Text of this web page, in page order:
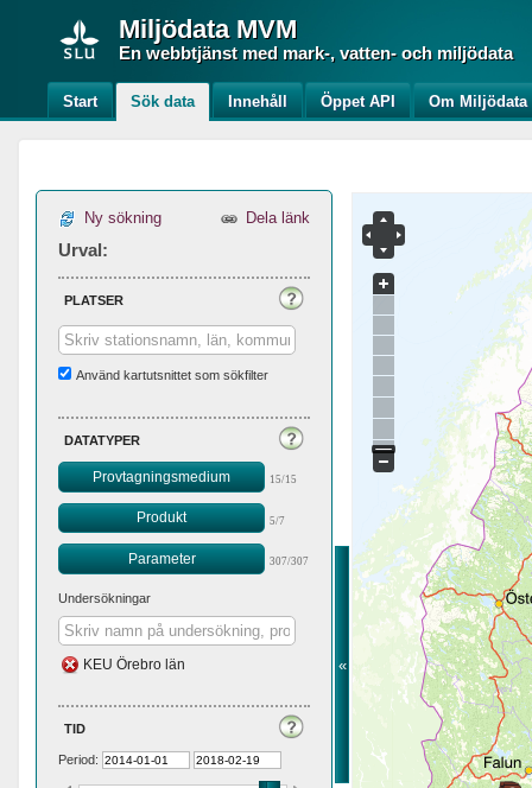
Miljödata MVM
En webbtjänst med mark-, vatten- och miljödata
Start Sök data Innehåll Öppet API Om Miljödata
Ny sökning Dela länk
Urval:
platser
Använd kartutsnittet som sökfilter
datatyper
Provtagningsmedium 15/15
Produkt 5/7
Parameter 307/307
Undersökningar
KEU Örebro län
tid
Period:
«